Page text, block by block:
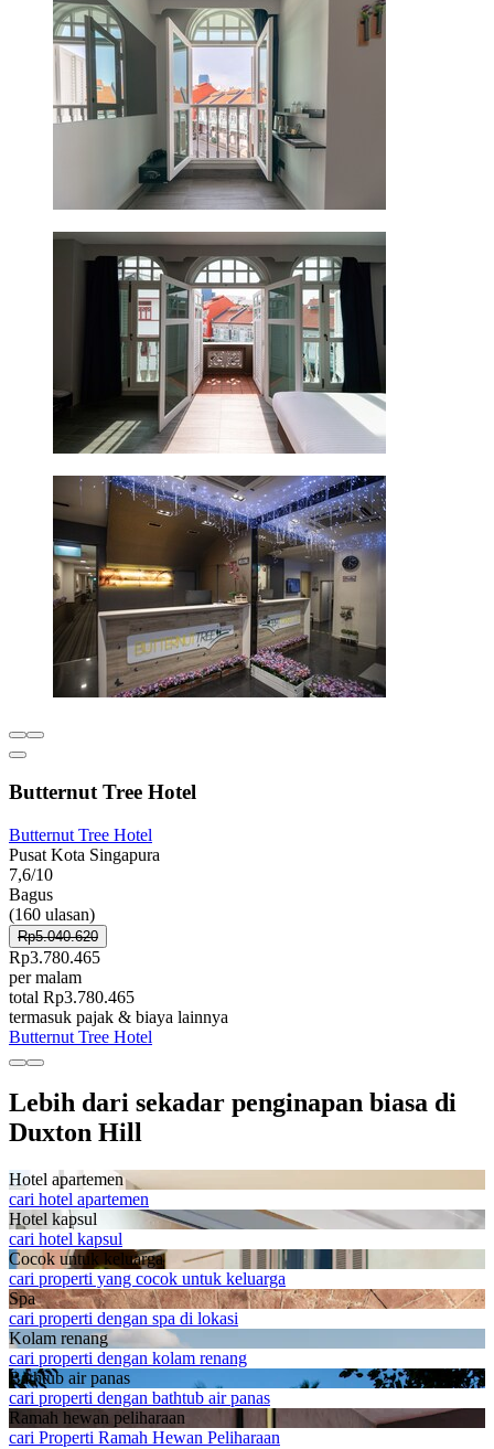
Butternut Tree Hotel
Butternut Tree Hotel
Pusat Kota Singapura
7,6/10
Bagus
(160 ulasan)
Rp5.040.620
Rp3.780.465
per malam
total Rp3.780.465
termasuk pajak & biaya lainnya
Butternut Tree Hotel
Lebih dari sekadar penginapan biasa di
Duxton Hill
Hotel apartemen
cari hotel apartemen
Hotel kapsul
cari hotel kapsul
Cocok untuk keluarga
cari properti yang cocok untuk keluarga
Spa
cari properti dengan spa di lokasi
Kolam renang
cari properti dengan kolam renang
Bathtub air panas
cari properti dengan bathtub air panas
Ramah hewan peliharaan
cari Properti Ramah Hewan Peliharaan